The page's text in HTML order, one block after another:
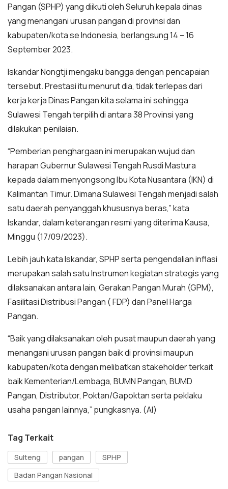
Pangan (SPHP) yang diikuti oleh Seluruh kepala dinas
yang menangani urusan pangan di provinsi dan
kabupaten/kota se Indonesia, berlangsung 14 – 16
September 2023.
Iskandar Nongtji mengaku bangga dengan pencapaian
tersebut. Prestasi itu menurut dia, tidak terlepas dari
kerja kerja Dinas Pangan kita selama ini sehingga
Sulawesi Tengah terpilih di antara 38 Provinsi yang
dilakukan penilaian.
“Pemberian penghargaan ini merupakan wujud dan
harapan Gubernur Sulawesi Tengah Rusdi Mastura
kepada dalam menyongsong Ibu Kota Nusantara (IKN) di
Kalimantan Timur. Dimana Sulawesi Tengah menjadi salah
satu daerah penyanggah khususnya beras,” kata
Iskandar, dalam keterangan resmi yang diterima Kausa,
Minggu (17/09/2023).
Lebih jauh kata Iskandar, SPHP serta pengendalian inflasi
merupakan salah satu Instrumen kegiatan strategis yang
dilaksanakan antara lain, Gerakan Pangan Murah (GPM),
Fasilitasi Distribusi Pangan ( FDP) dan Panel Harga
Pangan.
“Baik yang dilaksanakan oleh pusat maupun daerah yang
menangani urusan pangan baik di provinsi maupun
kabupaten/kota dengan melibatkan stakeholder terkait
baik Kementerian/Lembaga, BUMN Pangan, BUMD
Pangan, Distributor, Poktan/Gapoktan serta peklaku
usaha pangan lainnya,” pungkasnya. (Al)
Tag Terkait
Sulteng pangan
SPHP
Badan Pangan Nasional